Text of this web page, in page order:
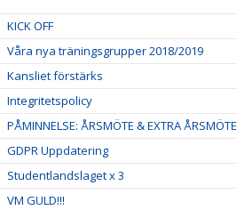
KICK OFF
Våra nya träningsgrupper 2018/2019
Kansliet förstärks
Integritetspolicy
PÅMINNELSE: ÅRSMÖTE & EXTRA ÅRSMÖTE
GDPR Uppdatering
Studentlandslaget x 3
VM GULD!!!